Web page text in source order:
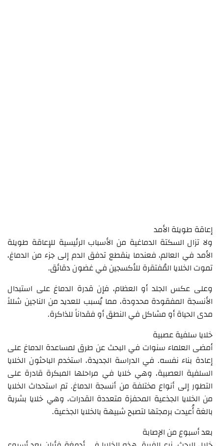
إعاقة طويلة الأمد
ولا تزال السكتة الدماغية من الأسباب الرئيسية للإعاقة طويلة
الأمد في العالم، فعندما ينقطع تدفق الدم إلى جزء من الدماغ،
تموت الخلايا المُفتقرة للأكسجين في غضون دقائق.
وعلى عكس الجلد أو العظام، فإن قدرة الدماغ على استبدال
الأنسجة المفقودة محدودة، مما يُسبب للعديد من الناجين شللاً
مدى الحياة أو مشاكل في النطق أو فقداناً للذاكرة.
خلايا سلفية عصبية
أمضى العلماء سنوات في البحث عن طرق لمساعدة الدماغ على
إعادة بناء نفسه. في الدراسة الجديدة، استخدم الباحثون الخلايا
السلفية العصبية، وهي خلايا في مراحلها المبكرة قادرة على
التطور إلى أنواع مختلفة من أنسجة الدماغ. تم استحداث الخلايا
من الخلايا الجذعية المحفزة متعددة القدرات، وهي خلايا بشرية
بالغة أُعيدت برمجتها لتصبح شبيهة بالخلايا الجذعية.
بعد أسبوع من الإصابة